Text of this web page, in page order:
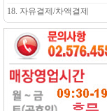
18. 자유결제/차액결제